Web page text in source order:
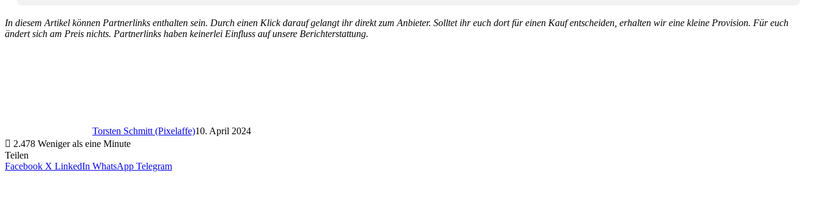
In diesem Artikel können Partnerlinks enthalten sein. Durch einen Klick darauf gelangt ihr direkt zum Anbieter. Solltet ihr euch dort für einen Kauf entscheiden, erhalten wir eine kleine Provision. Für euch
ändert sich am Preis nichts. Partnerlinks haben keinerlei Einfluss auf unsere Berichterstattung.
Torsten Schmitt (Pixelaffe)10. April 2024
2.478 Weniger als eine Minute
Teilen
Facebook X LinkedIn WhatsApp Telegram